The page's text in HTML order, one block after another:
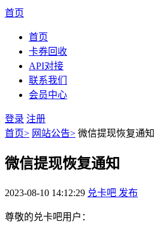
首页
首页
卡券回收
API对接
联系我们
会员中心
登录 注册
首页> 网站公告> 微信提现恢复通知
微信提现恢复通知
2023-08-10 14:12:29 兑卡吧 发布
尊敬的兑卡吧用户：